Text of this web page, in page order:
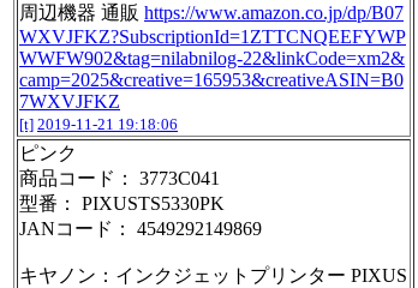
周辺機器 通販 https://www.amazon.co.jp/dp/B07
WXVJFKZ?SubscriptionId=1ZTTCNQEEFYWP
WWFW902&tag=nilabnilog-22&linkCode=xm2&
camp=2025&creative=165953&creativeASIN=B0
7WXVJFKZ
[t] 2019-11-21 19:18:06
ピンク
商品コード： 3773C041
型番： PIXUSTS5330PK
JANコード： 4549292149869
キヤノン：インクジェットプリンター PIXUS